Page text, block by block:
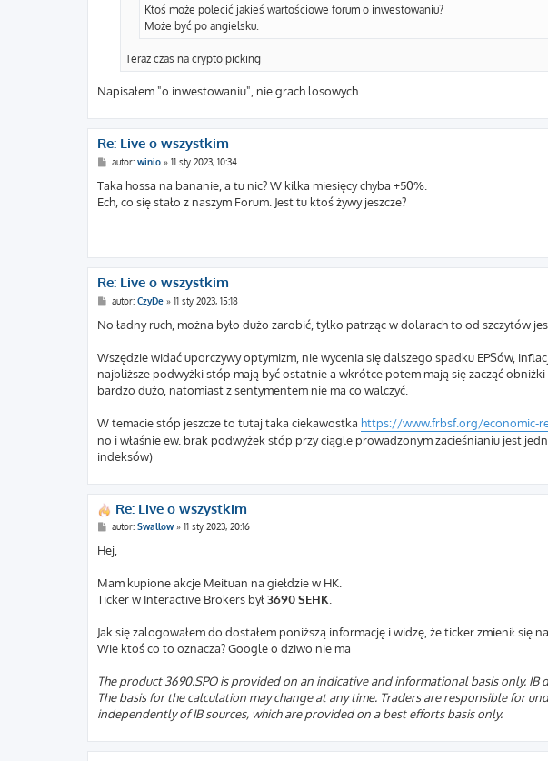
Ktoś może polecić jakieś wartościowe forum o inwestowaniu?
Może być po angielsku.
Teraz czas na crypto picking
Napisałem "o inwestowaniu", nie grach losowych.
Re: Live o wszystkim
P
s
t
autor: winio» 11 sty 2023, 10:34
Taka hossa na bananie, a tu nic? W kilka miesięcy chyba +50%.
Ech, co się stało z naszym Forum. Jest tu ktoś żywy jeszcze?
Re: Live o wszystkim
P
s
t
autor: CzyDe» 11 sty 2023, 15:18
No ładny ruch, można było dużo zarobić, tylko patrząc w dolarach to od szczytów
Wszędzie widać uporczywy optymizm, nie wycenia się dalszego spadku EPSów,
najbliższe podwyżki stóp mają być ostatnie a wkrótce potem mają się zacząć
bardzo dużo, natomiast z sentymentem nie ma co walczyć.
W temacie stóp jeszcze to tutaj taka ciekawostka https://www.frbsf.org/economic-
no i właśnie ew. brak podwyżek stóp przy ciągle prowadzonym zacieśnianiu jest
indeksów)
Re: Live o wszystkim
P
s
autor: Swallow» 11 sty 2023, 20:16
Hej,
Mam kupione akcje Meituan na giełdzie w HK.
Ticker w Interactive Brokers był3690 SEHK.
Jak się zalogowałem do dostałem poniższą informację i widzę, że ticker zmienił się na
Wie ktoś co to oznacza? Google o dziwo nie ma
The product 3690.SPO is provided on an indicative and informational basis only.
The basis for the calculation may change at any time. Traders are responsible for
independently of IB sources, which are provided on a best efforts basis only.